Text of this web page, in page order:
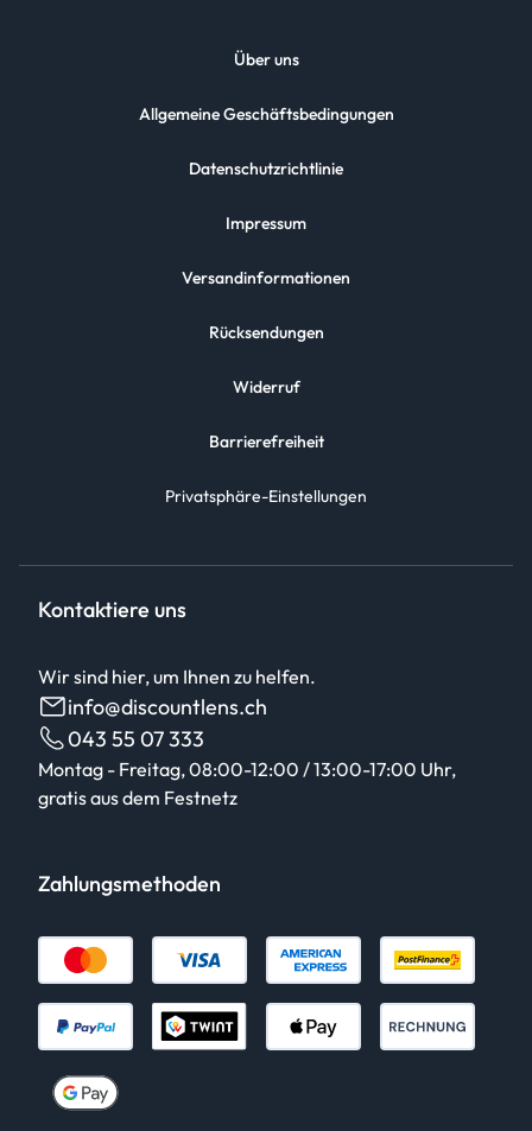
Über uns
Allgemeine Geschäftsbedingungen
Datenschutzrichtlinie
Impressum
Versandinformationen
Rücksendungen
Widerruf
Barrierefreiheit
Privatsphäre-Einstellungen
Kontaktiere uns
Wir sind hier, um Ihnen zu helfen.
info@discountlens.ch
043 55 07 333
Montag - Freitag, 08:00-12:00 / 13:00-17:00 Uhr,
gratis aus dem Festnetz
Zahlungsmethoden